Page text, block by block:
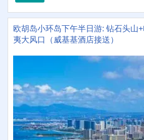
欧胡岛小环岛下午半日游: 钻石头山
夷大风口（威基基酒店接送）